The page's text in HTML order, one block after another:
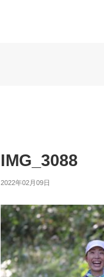
IMG_3088
2022年02月09日